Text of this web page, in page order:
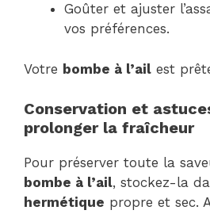
Goûter et ajuster
vos préférences.
Votre bombe à l’ail est
Conservation et
prolonger la fraîcheur
Pour préserver toute la
bombe à l’ail, stockez-la
hermétique propre et sec.